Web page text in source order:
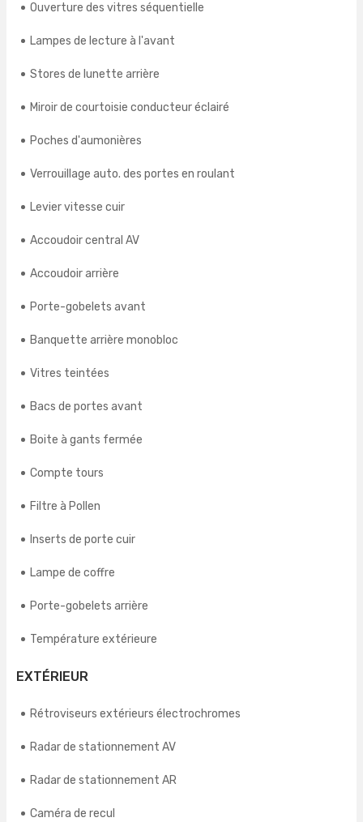
Ouverture des vitres séquentielle
Lampes de lecture à l'avant
Stores de lunette arrière
Miroir de courtoisie conducteur éclairé
Poches d'aumonières
Verrouillage auto. des portes en roulant
Levier vitesse cuir
Accoudoir central AV
Accoudoir arrière
Porte-gobelets avant
Banquette arrière monobloc
Vitres teintées
Bacs de portes avant
Boite à gants fermée
Compte tours
Filtre à Pollen
Inserts de porte cuir
Lampe de coffre
Porte-gobelets arrière
Température extérieure
EXTÉRIEUR
Rétroviseurs extérieurs électrochromes
Radar de stationnement AV
Radar de stationnement AR
Caméra de recul